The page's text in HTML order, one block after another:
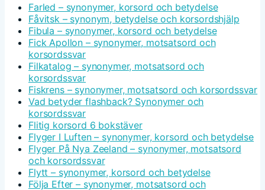
Farled – synonymer, korsord och betydelse
Fåvitsk – synonym, betydelse och korsordshjälp
Fibula – synonymer, korsord och betydelse
Fick Apollon – synonymer, motsatsord och
korsordssvar
Filkatalog – synonymer, motsatsord och
korsordssvar
Fiskrens – synonymer, motsatsord och korsordssvar
Vad betyder flashback? Synonymer och
korsordssvar
Flitig korsord 6 bokstäver
Flyger I Luften – synonymer, korsord och betydelse
Flyger På Nya Zeeland – synonymer, motsatsord
och korsordssvar
Flytt – synonymer, korsord och betydelse
Följa Efter – synonymer, motsatsord och